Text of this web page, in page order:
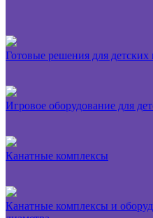
Готовые решения для
Игровое оборудование для
Канатные комплексы
Канатные комплексы и